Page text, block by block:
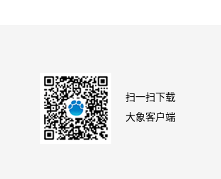
扫一扫下载
大象客户端